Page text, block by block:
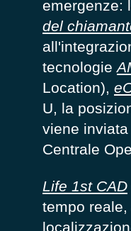
emergenze:
del
tecnologie
Location),
U, la
viene
Centrale
Life 1st CAD
tempo